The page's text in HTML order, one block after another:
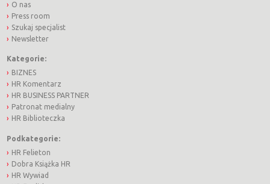
O nas
Press room
Szukaj specjalist
Newsletter
Kategorie:
BIZNES
HR Komentarz
HR BUSINESS PARTNER
Patronat medialny
HR Biblioteczka
Podkategorie:
HR Felieton
Dobra Książka HR
HR Wywiad